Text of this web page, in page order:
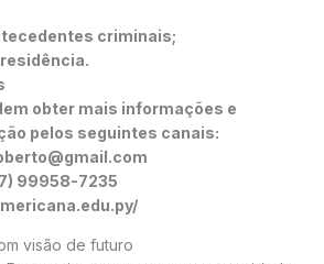
criminais;
obter mais informações e
pelos seguintes canais:
99958-7235
visão de futuro